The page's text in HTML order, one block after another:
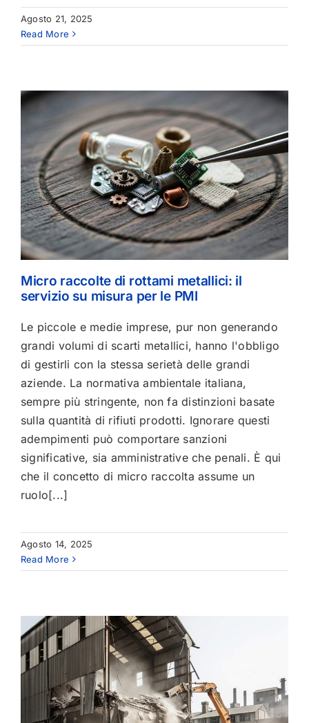
Agosto 21, 2025
Read More
Micro raccolte di rottami metallici: il
servizio su misura per le PMI
Le piccole e medie imprese, pur non generando
grandi volumi di scarti metallici, hanno l'obbligo
di gestirli con la stessa serietà delle grandi
aziende. La normativa ambientale italiana,
sempre più stringente, non fa distinzioni basate
sulla quantità di rifiuti prodotti. Ignorare questi
adempimenti può comportare sanzioni
significative, sia amministrative che penali. È qui
che il concetto di micro raccolta assume un
ruolo[...]
Agosto 14, 2025
Read More